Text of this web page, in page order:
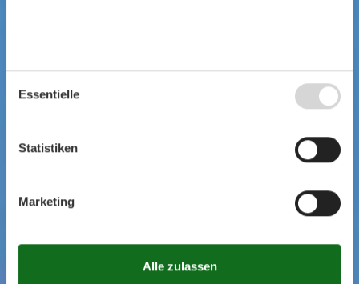
Essentielle
Statistiken
Marketing